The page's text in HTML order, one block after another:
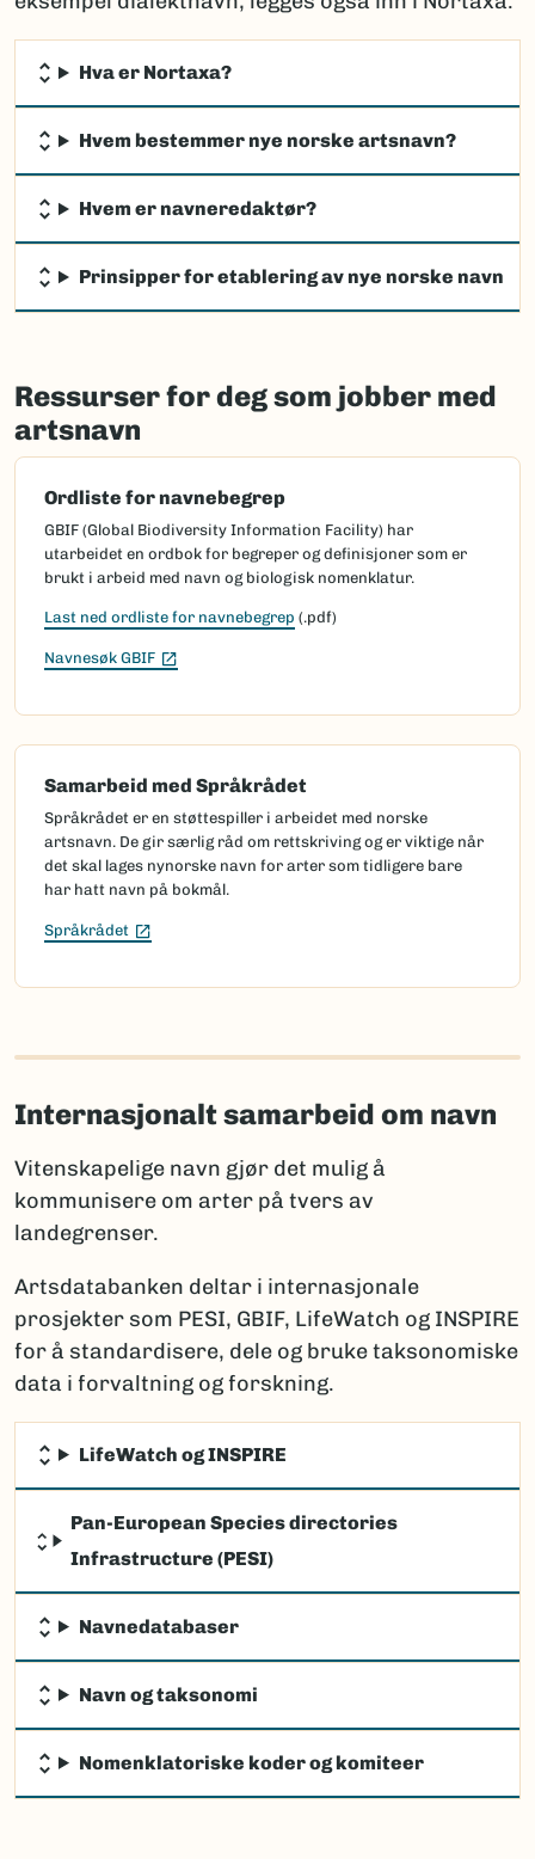
Hva er Nortaxa?
Hvem bestemmer nye norske artsnavn?
Hvem er navneredaktør?
Prinsipper for etablering av nye norske navn
Ressurser for deg som jobber med
artsnavn
Ordliste for navnebegrep
GBIF (Global Biodiversity Information Facility) har
utarbeidet en ordbok for begreper og definisjoner som er
brukt i arbeid med navn og biologisk nomenklatur.
Last ned ordliste for navnebegrep (.pdf)
Navnesøk GBIF (Ekstern lenke)
Samarbeid med Språkrådet
Språkrådet er en støttespiller i arbeidet med norske
artsnavn. De gir særlig råd om rettskriving og er viktige når
det skal lages nynorske navn for arter som tidligere bare
har hatt navn på bokmål.
Språkrådet (Ekstern lenke)
Internasjonalt samarbeid om navn
Vitenskapelige navn gjør det mulig å
kommunisere om arter på tvers av
landegrenser.
Artsdatabanken deltar i internasjonale
prosjekter som PESI, GBIF, LifeWatch og INSPIRE
for å standardisere, dele og bruke taksonomiske
data i forvaltning og forskning.
LifeWatch og INSPIRE
Pan-European Species directories
Infrastructure (PESI)
Navnedatabaser
Navn og taksonomi
Nomenklatoriske koder og komiteer